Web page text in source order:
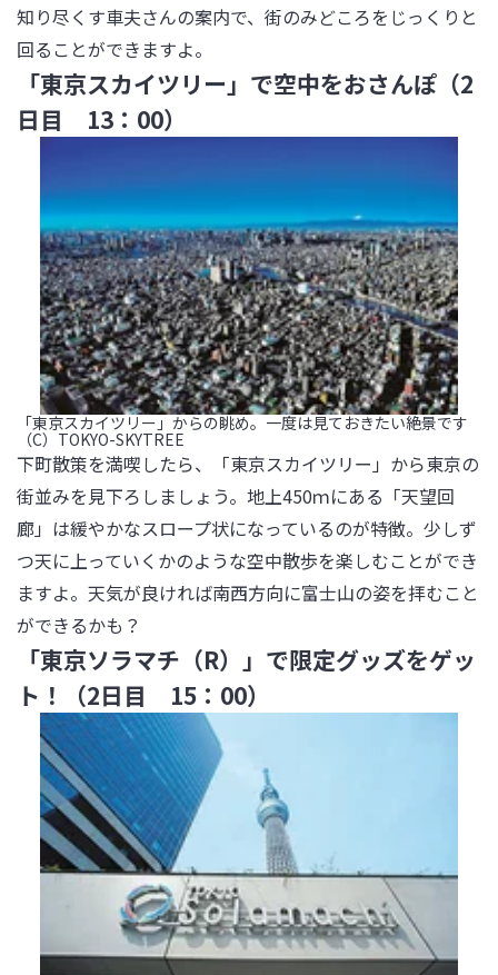
知り尽くす車夫さんの案内で、街のみどころをじっくりと
回ることができますよ。
「東京スカイツリー」で空中をおさんぽ（2
日目 13：00）
「東京スカイツリー」からの眺め。一度は見ておきたい絶景です
（C）TOKYO-SKYTREE
下町散策を満喫したら、「東京スカイツリー」から東京の
街並みを見下ろしましょう。地上450ｍにある「天望回
廊」は緩やかなスロープ状になっているのが特徴。少しず
つ天に上っていくかのような空中散歩を楽しむことができ
ますよ。天気が良ければ南西方向に富士山の姿を拝むこと
ができるかも？
「東京ソラマチ（R）」で限定グッズをゲッ
ト！（2日目 15：00）